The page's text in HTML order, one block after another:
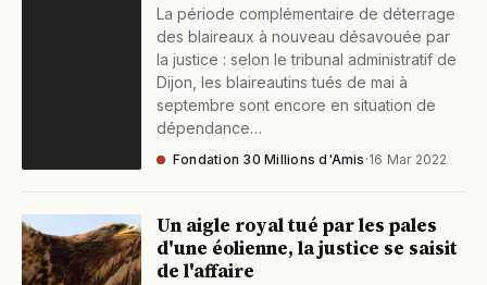
La période complémentaire de déterrage
des blaireaux à nouveau désavouée par
la justice : selon le tribunal administratif de
Dijon, les blaireautins tués de mai à
septembre sont encore en situation de
dépendance…
Fondation 30 Millions d'Amis ·16 Mar 2022
Un aigle royal tué par les pales
d'une éolienne, la justice se saisit
de l'affaire